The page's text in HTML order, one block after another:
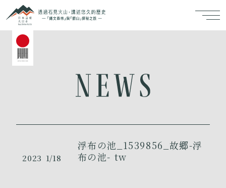
2023 1/18
浮布の池_1539856_故郷-浮
布の池- tw